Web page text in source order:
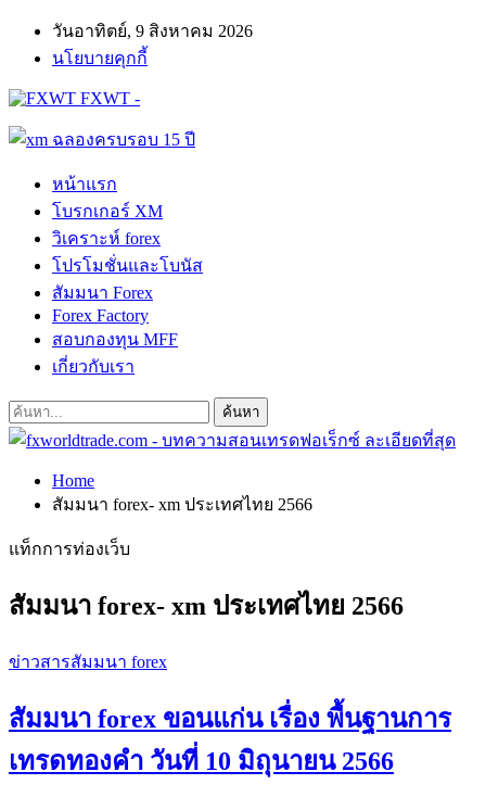
วันอาทิตย์, 9 สิงหาคม 2026
นโยบายคุกกี้
FXWT -
หน้าแรก
โบรกเกอร์ XM
วิเคราะห์ forex
โปรโมชั่นและโบนัส
สัมมนา Forex
Forex Factory
สอบกองทุน MFF
เกี่ยวกับเรา
Home
สัมมนา forex- xm ประเทศไทย 2566
แท็กการท่องเว็บ
สัมมนา forex- xm ประเทศไทย 2566
ข่าวสารสัมมนา forex
สัมมนา forex ขอนแก่น เรื่อง พื้นฐานการ
เทรดทองคำ วันที่ 10 มิถุนายน 2566